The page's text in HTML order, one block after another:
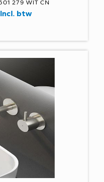
279 WIT CN
Incl. btw